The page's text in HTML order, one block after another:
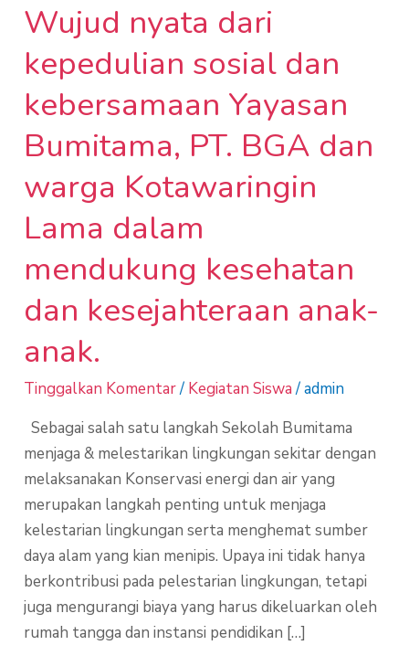
Wujud nyata dari
kepedulian sosial dan
kebersamaan Yayasan
Bumitama, PT. BGA dan
warga Kotawaringin
Lama dalam
mendukung kesehatan
dan kesejahteraan anak-
anak.
Tinggalkan Komentar/ Kegiatan Siswa/admin
Sebagai salah satu langkah Sekolah Bumitama
menjaga & melestarikan lingkungan sekitar dengan
melaksanakan Konservasi energi dan air yang
merupakan langkah penting untuk menjaga
kelestarian lingkungan serta menghemat sumber
daya alam yang kian menipis. Upaya ini tidak hanya
berkontribusi pada pelestarian lingkungan, tetapi
juga mengurangi biaya yang harus dikeluarkan oleh
rumah tangga dan instansi pendidikan […]
dan
warga
Kotawaringin
Lama
dalam
mendukung
kesehatan
kesejahteraan
anak-
anak.